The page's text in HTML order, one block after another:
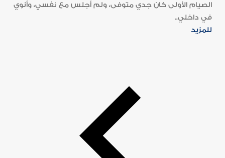
الصيام الأولى كان جدي متوفى، ولم أجلس مع نفسي، وأنوي
في داخلي..
للمزيد